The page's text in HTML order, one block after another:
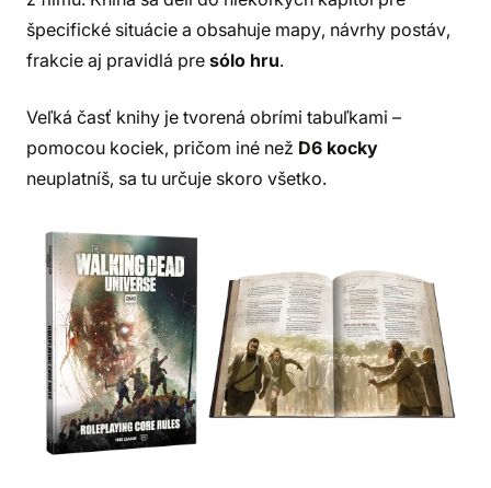
špecifické situácie a obsahuje mapy, návrhy postáv,
frakcie aj pravidlá pre sólo hru.
Veľká časť knihy je tvorená obrími tabuľkami –
pomocou kociek, pričom iné než D6 kocky
neuplatníš, sa tu určuje skoro všetko.